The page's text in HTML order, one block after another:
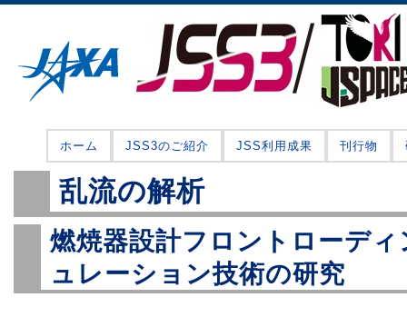
ホーム JSS3のご紹介 JSS利用成果 刊行物
乱流の解析
燃焼器設計フロントローデ
ュレーション技術の研究